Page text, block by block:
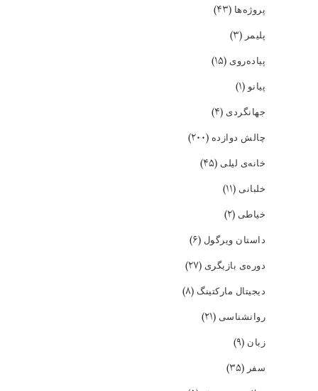
پروژه‌ها (۴۳)
پلیمر (۳)
پیاده‌روی (۱۵)
پیانو(۱)
جهانگردی (۴)
چالش دوازده (۲۰۰)
خانه‌ی لیلی (۴۵)
خلبانی (۱۱)
خیاطی (۲)
داستان ویرگول (۶)
دوره‌ی بازیگری (۲۷)
دیجیتال مارکتینگ (۸)
روانشناسی (۲۱)
زبان (۹)
سفر (۳۵)